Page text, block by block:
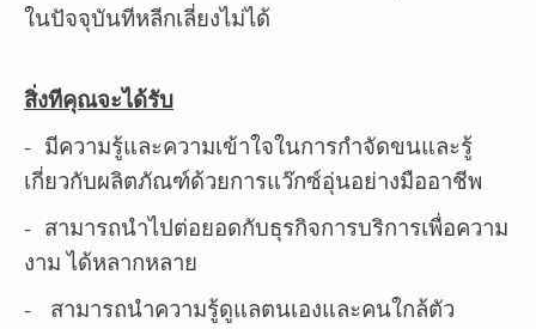
ในปัจจุบันทีหลีกเลี่ยงไม่ได้
สิ่งทีคุณจะได้รับ
- มีความรู้และความเข้าใจในการกำจัดขนและรู้
เกี่ยวกับผลิตภัณฑ์ด้วยการแว๊กซ์อุ่นอย่างมืออาชีพ
- สามารถนำไปต่อยอดกับธุรกิจการบริการเพื่อความ
งาม ได้หลากหลาย
- สามารถนำความรู้ดูแลตนเองและคนใกล้ตัว